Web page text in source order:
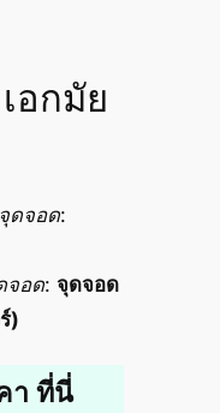
อกมัย
จุดจอด:
จอด: จุดจอด
)
า ที่นี่